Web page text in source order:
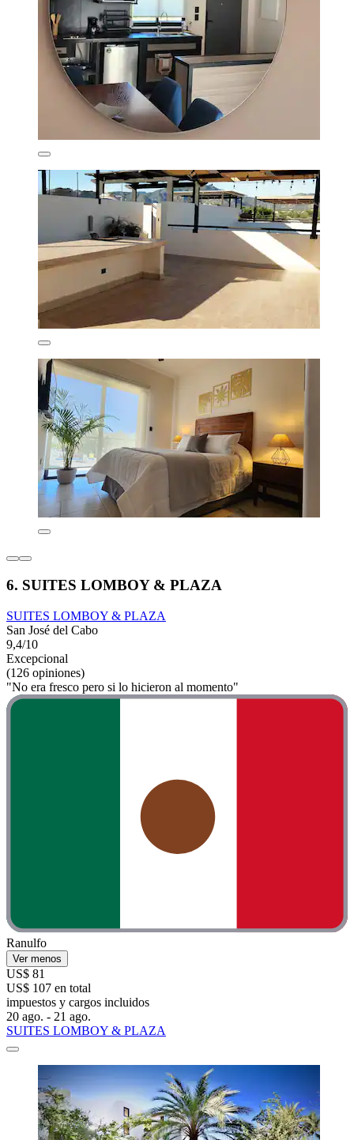
6. SUITES LOMBOY & PLAZA
SUITES LOMBOY & PLAZA
San José del Cabo
9,4/10
Excepcional
(126 opiniones)
"No era fresco pero si lo hicieron al momento"
Ranulfo
Ver menos
US$ 81
US$ 107 en total
impuestos y cargos incluidos
20 ago. - 21 ago.
SUITES LOMBOY & PLAZA